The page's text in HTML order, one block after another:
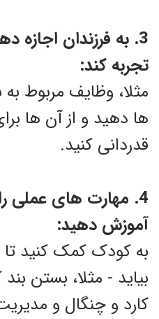
3. به فرزندان اجازه
تجربه کند:
مثلا، وظایف مربوط
ها دهید و از آن ها
قدردانی کنید.
4. مهارت های عملی
آموزش دهید:
به کودک کمک کنید تا
بیاید - مثلا، بستن
کارد و چنگال و